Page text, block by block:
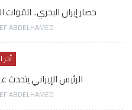
حصار إيران البحري..
أخر
الرئيس الإيراني